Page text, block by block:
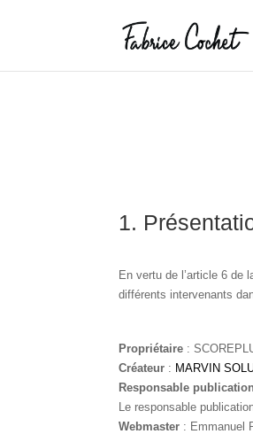
1.
En vertu de l’article 6 de
différents intervenants
Propriétaire :
Créateur : MARVIN
Responsable publication
Le responsable
Webmaster : Emmanuel